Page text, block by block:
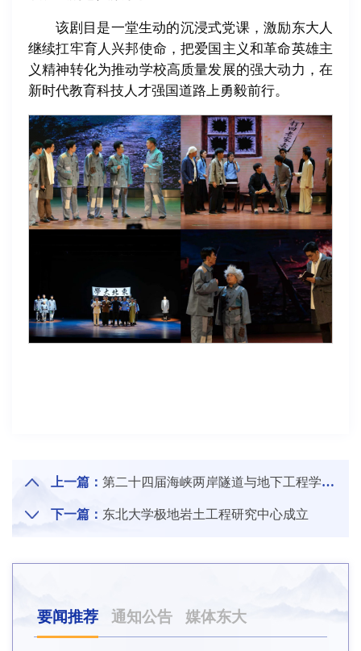
该剧目是一堂生动的沉浸式党课，激励东大人
继续扛牢育人兴邦使命，把爱国主义和革命英雄主
义精神转化为推动学校高质量发展的强大动力，在
新时代教育科技人才强国道路上勇毅前行。
上一篇： 第二十四届海峡两岸隧道与地下工程学术与技术研讨会在东北大学召开
下一篇： 东北大学极地岩土工程研究中心成立
要闻推荐 通知公告 媒体东大